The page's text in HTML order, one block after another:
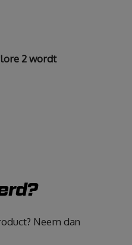
2 wordt
Neem dan